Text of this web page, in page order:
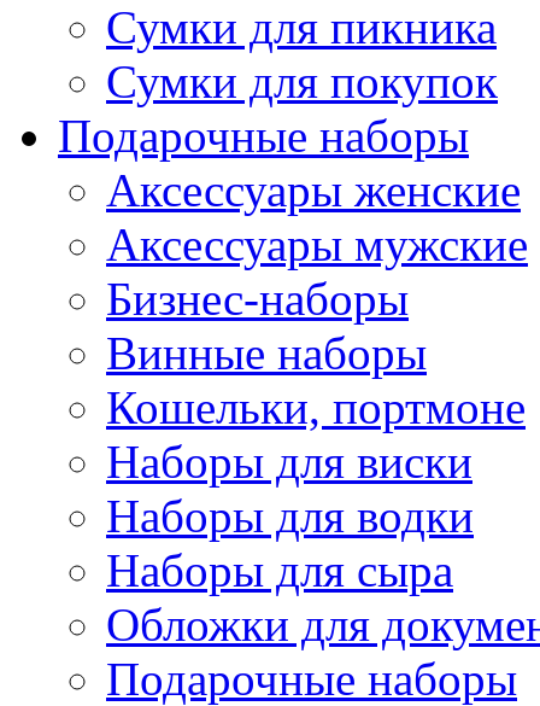
Сумки для пикника
Сумки для покупок
Подарочные наборы
Аксессуары женские
Аксессуары мужские
Бизнес-наборы
Винные наборы
Кошельки, портмоне
Наборы для виски
Наборы для водки
Наборы для сыра
Обложки для
Подарочные наборы